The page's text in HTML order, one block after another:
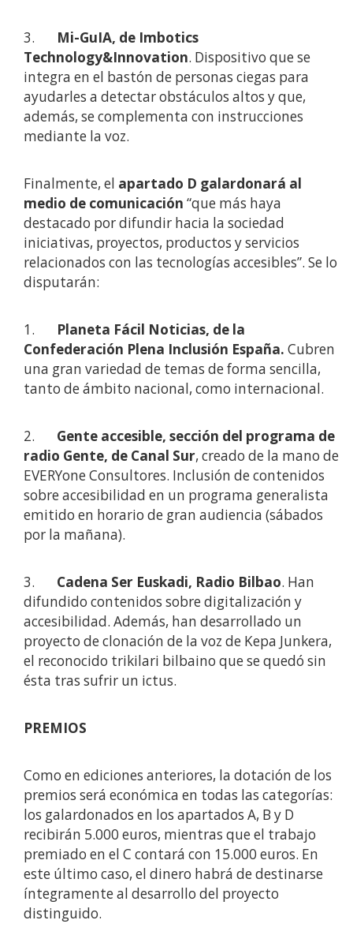
3. Mi-GuIA, de Imbotics
Technology&Innovation. Dispositivo que se
integra en el bastón de personas ciegas para
ayudarles a detectar obstáculos altos y que,
además, se complementa con instrucciones
mediante la voz.
Finalmente, el apartado D galardonará al
medio de comunicación “que más haya
destacado por difundir hacia la sociedad
iniciativas, proyectos, productos y servicios
relacionados con las tecnologías accesibles”. Se lo
disputarán:
1. Planeta Fácil Noticias, de la
Confederación Plena Inclusión España. Cubren
una gran variedad de temas de forma sencilla,
tanto de ámbito nacional, como internacional.
2. Gente accesible, sección del programa de
radio Gente, de Canal Sur, creado de la mano de
EVERYone Consultores. Inclusión de contenidos
sobre accesibilidad en un programa generalista
emitido en horario de gran audiencia (sábados
por la mañana).
3. Cadena Ser Euskadi, Radio Bilbao. Han
difundido contenidos sobre digitalización y
accesibilidad. Además, han desarrollado un
proyecto de clonación de la voz de Kepa Junkera,
el reconocido trikilari bilbaino que se quedó sin
ésta tras sufrir un ictus.
PREMIOS
Como en ediciones anteriores, la dotación de los
premios será económica en todas las categorías:
los galardonados en los apartados A, B y D
recibirán 5.000 euros, mientras que el trabajo
premiado en el C contará con 15.000 euros. En
este último caso, el dinero habrá de destinarse
íntegramente al desarrollo del proyecto
distinguido.